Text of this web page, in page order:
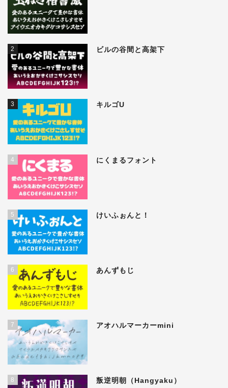
2 ビルの谷間と高架下
3 キルゴU
4 にくまるフォント
5 けいふぉんと！
6 あんずもじ
7 アオハルマーカーmini
8 叛逆明朝（Hangyaku）